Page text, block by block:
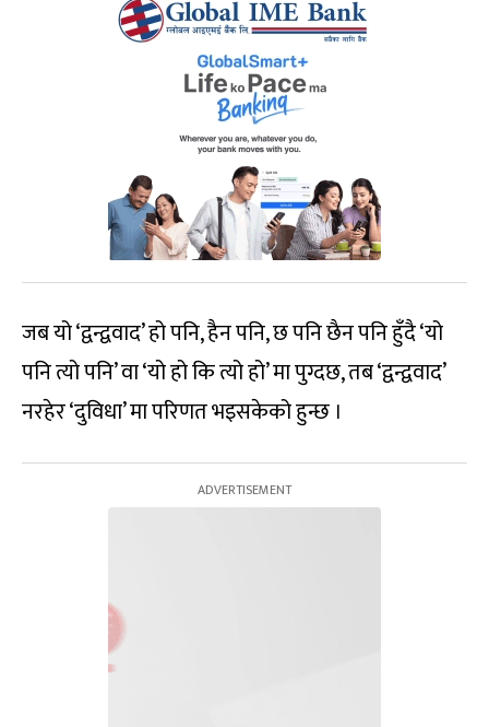
जब यो ‘द्वन्द्ववाद’ हो पनि, हैन पनि, छ पनि छैन पनि हुँदै ‘यो
पनि त्यो पनि’ वा ‘यो हो कि त्यो हो’ मा पुग्दछ, तब ‘द्वन्द्ववाद’
नरहेर ‘दुविधा’ मा परिणत भइसकेको हुन्छ ।